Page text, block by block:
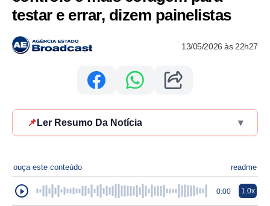
testar e errar, dizem painelistas
13/05/2026 às 22h27
📌 Ler Resumo Da Notícia ▾
ouça este conteúdo readme
0:00 1.0x